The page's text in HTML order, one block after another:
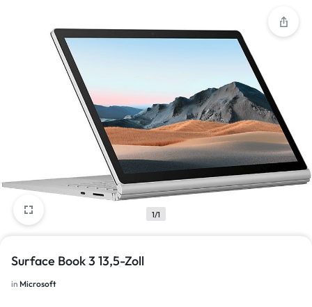
1/1
Surface Book 3 13,5-Zoll
in Microsoft